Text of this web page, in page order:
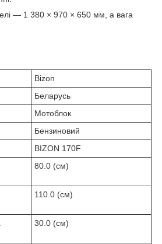
— 1 380 × 970 × 650 мм, а вага
Bizon
Беларусь
Мотоблок
Бензиновий
BIZON 170F
80.0 (см)
110.0 (см)
30.0 (см)